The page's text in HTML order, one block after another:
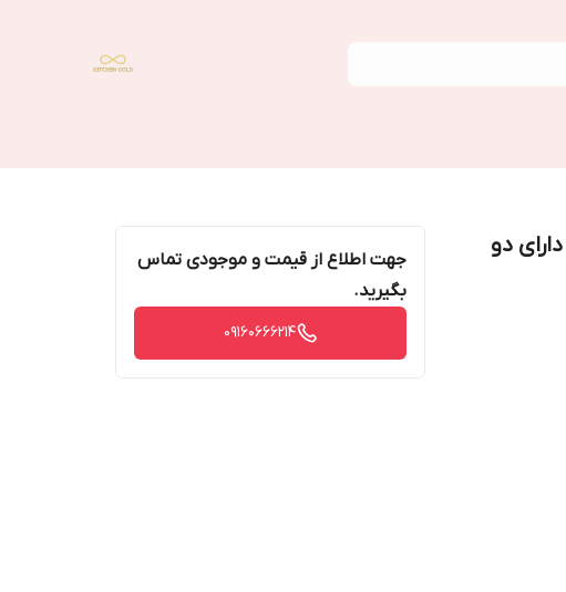
همزن برقی وگاترونیکس مدل 222 دارای دو
جهت اطلاع از قیمت و موجودی تماس
بگیرید.
09160666214